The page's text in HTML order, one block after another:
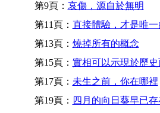
第9頁： 哀傷，源自於無明
第11頁： 直接體驗，才是唯一
第13頁： 燒掉所有的概念
第15頁： 實相可以示現於歷
第17頁： 未生之前，你在哪裡
第19頁： 四月的向日葵早已